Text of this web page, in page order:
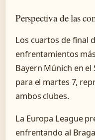
Perspectiva de las
Los cuartos de final
enfrentamientos
Bayern Múnich en
para el martes 7,
ambos clubes.
La Europa League
enfrentando al